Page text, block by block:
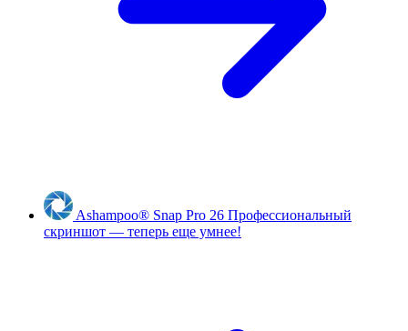
Ashampoo® Snap Pro 26 Профессиональный
скриншот — теперь еще умнее!